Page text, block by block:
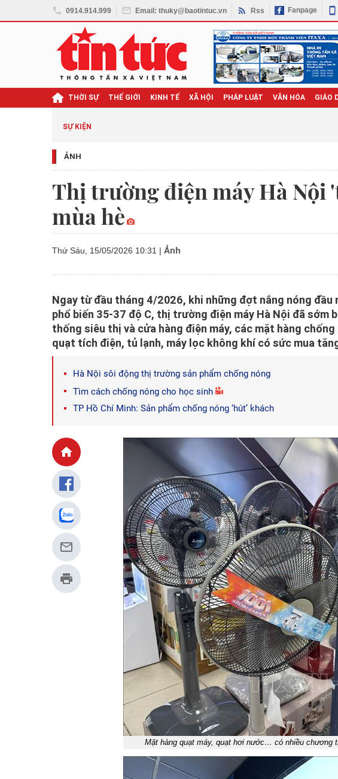
0914.914.999 Email: thuky@baotintuc.vn Rss Fanpage
THỜI SỰ THẾ GIỚI KINH TẾ XÃ HỘI PHÁP LUẬT VĂN HÓA GIÁO
SỰ KIỆN
ẢNH
Thị trường điện máy Hà Nội
mùa hè
Thứ Sáu, 15/05/2026 10:31 | Ảnh
Ngay từ đầu tháng 4/2026, khi những đợt nắng nóng đầu
phổ biến 35-37 độ C, thị trường điện máy Hà Nội đã sớm
thống siêu thị và cửa hàng điện máy, các mặt hàng
quạt tích điện, tủ lạnh, máy lọc không khí có sức mua
Hà Nội sôi động thị trường sản phẩm chống nóng
Tìm cách chống nóng cho học sinh
TP Hồ Chí Minh: Sản phẩm chống nóng ‘hút’ khách
Mặt hàng quạt máy, quạt hơi nước… có nhiều chương